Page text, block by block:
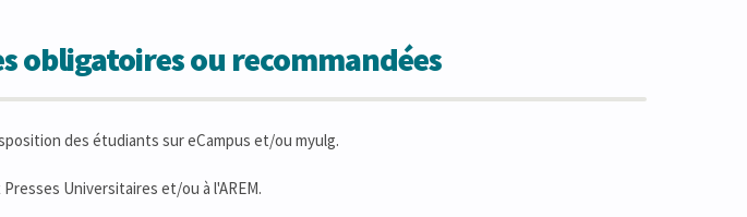
obligatoires ou recommandées
des étudiants sur eCampus et/ou myulg.
Universitaires et/ou à l'AREM.